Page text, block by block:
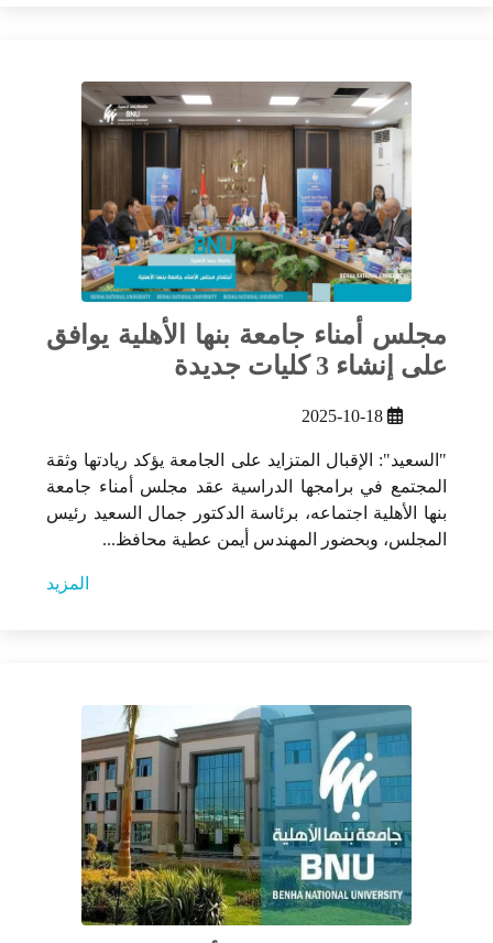
مجلس أمناء جامعة بنها الأهلية يوافق
على إنشاء 3 كليات جديدة
2025-10-18
"السعيد": الإقبال المتزايد على الجامعة يؤكد ريادتها وثقة
المجتمع في برامجها الدراسية عقد مجلس أمناء جامعة
بنها الأهلية اجتماعه، برئاسة الدكتور جمال السعيد رئيس
المجلس، وبحضور المهندس أيمن عطية محافظ...
المزيد